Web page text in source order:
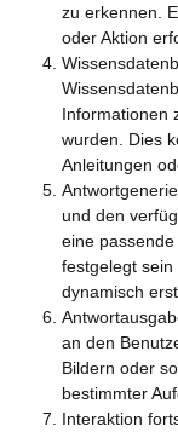
zu erkennen.
oder Aktion
Informationen
wurden. Dies
Anleitungen
und den
eine
festgelegt
dynamisch
an den
Bildern oder
bestimmter
Interaktion